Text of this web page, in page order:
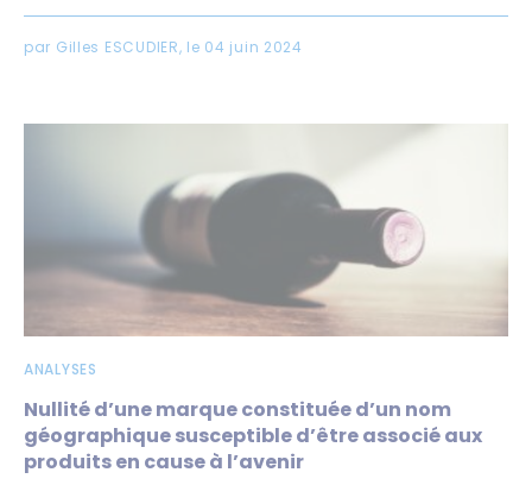
par Gilles ESCUDIER, le 04 juin 2024
ANALYSES
Nullité d’une marque constituée d’un nom
géographique susceptible d’être associé aux
produits en cause à l’avenir